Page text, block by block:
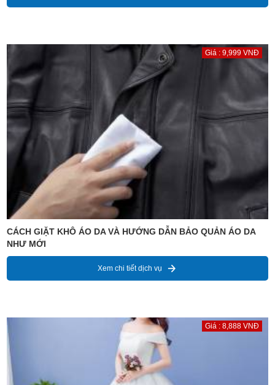
Giá : 9,999 VNĐ
CÁCH GIẶT KHÔ ÁO DA VÀ HƯỚNG DẪN BẢO QUẢN ÁO DA
NHƯ MỚI
Xem chi tiết dịch vụ
Giá : 8,888 VNĐ